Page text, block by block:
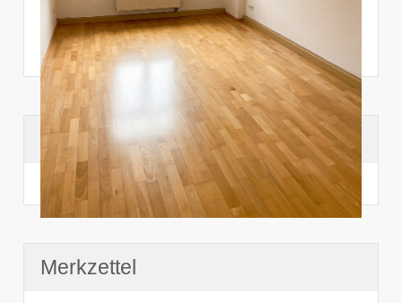
Suchhistorie
noch nichts angesehen
Merkzettel